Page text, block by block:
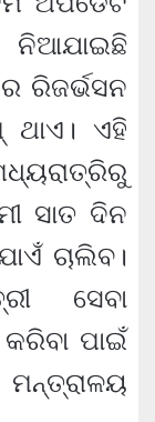
ନିଆଯାଇଛି
ରିଜର୍ଭସନ
ଏହି
ସାତ ଦିନ
ଚାଲିବ।
ସେବା
ପାଇଁ